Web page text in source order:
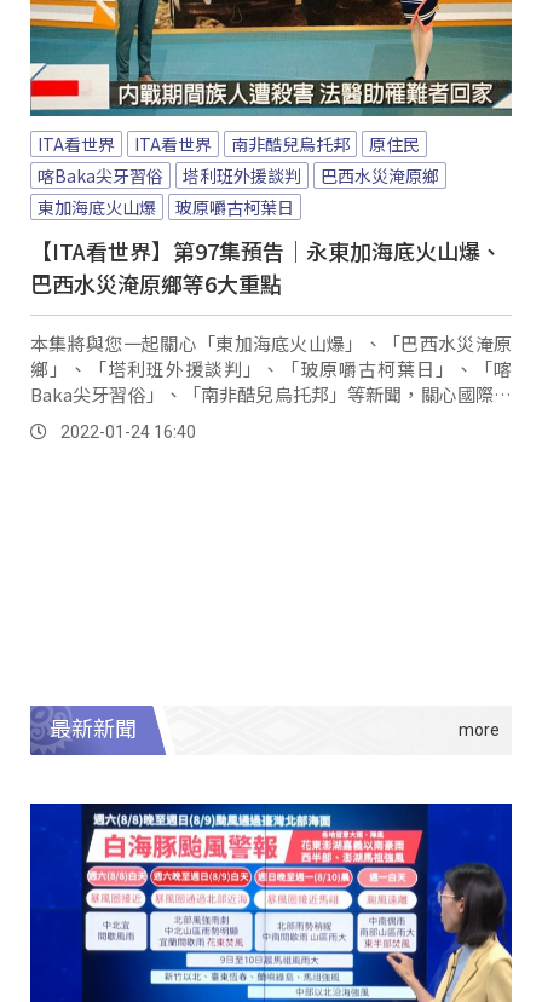
ITA看世界 ITA看世界 南非酷兒烏托邦
原住民
喀Baka尖牙習俗
塔利班外援談判
巴西水災淹原鄉
東加海底火山爆
玻原嚼古柯葉日
【ITA看世界】第97集預告｜永東加海底火山爆、
巴西水災淹原鄉等6大重點
本集將與您一起關心「東加海底火山爆」、「巴西水災淹原
鄉」、「塔利班外援談判」、「玻原嚼古柯葉日」、「喀
Baka尖牙習俗」、「南非酷兒烏托邦」等新聞，關心國際原
住民族事務的您，記得鎖定TITV原視16頻道，千萬不要錯
過！...。2022-01-24 16:40
最新新聞